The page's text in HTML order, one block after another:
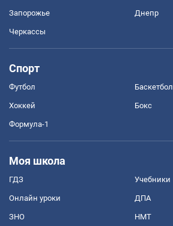
Запорожье Днепр
Черкассы
Спорт
Футбол Баскетбол
Хоккей Бокс
Формула-1
Моя школа
ГДЗ Учебники
Онлайн уроки ДПА
ЗНО НМТ